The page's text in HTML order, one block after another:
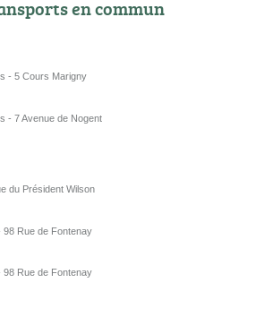
en commun
- 5 Cours Marigny
- 7 Avenue de Nogent
du Président Wilson
98 Rue de Fontenay
98 Rue de Fontenay